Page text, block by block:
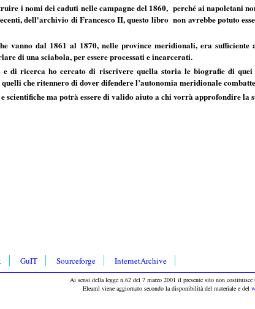
i nomi dei caduti nelle campagne del 1860, perché ai napoletani
dell'archivio di Francesco II, questo libro non avrebbe potuto
vanno dal 1861 al 1870, nelle province meridionali, era sufficiente
di una sciabola, per essere processati e incarcerati.
e di ricerca ho cercato di riscrivere quella storia le biografie di
che ritennero di dover difendere l’autonomia meridionale
scientifiche ma potrà essere di valido aiuto a chi vorrà approfondire
GuIT Sourceforge InternetArchive
Ai sensi della legge n.62 del 7 marzo 2001 il presente sito non costituisce
Eleaml viene aggiornato secondo la disponibilità del materiale e del